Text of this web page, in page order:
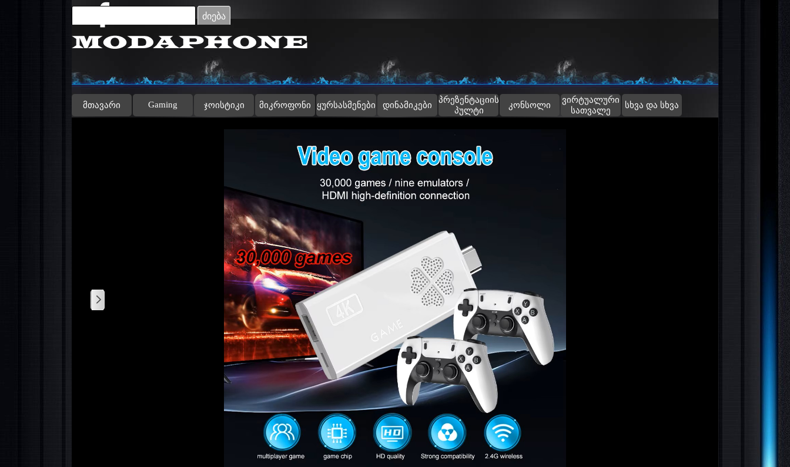
ძიება
Skip menu
მთავარი Gaming ჯოისტიკი მიკროფონი ყურსასმენები ▼
დინამიკები
პრეზენტაციის
პულტი
კონსოლი
ვირტუალური
სათვალე
სხვა და სხვა